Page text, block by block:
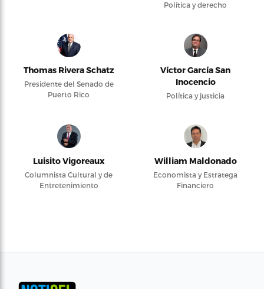
Política y derecho
Thomas Rivera Schatz
Presidente del Senado de
Puerto Rico
Víctor García San
Inocencio
Política y justicia
Luisito Vigoreaux
Columnista Cultural y de
Entretenimiento
William Maldonado
Economista y Estratega
Financiero